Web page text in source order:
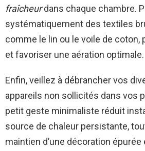
fraîcheurdans chaque chambre.
systématiquement des textiles
comme le lin ou le voile de coton,
et favoriser une aération optimale.
Enfin, veillez à débrancher vos
appareils non sollicités dans vos
petit geste minimaliste réduit
source de chaleur persistante,
maintien d’une décoration épurée